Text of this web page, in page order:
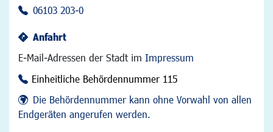
06103 203-0
Anfahrt
E-Mail-Adressen der Stadt im Impressum
Einheitliche Behördennummer 115
Die Behördennummer kann ohne Vorwahl von allen
Endgeräten angerufen werden.